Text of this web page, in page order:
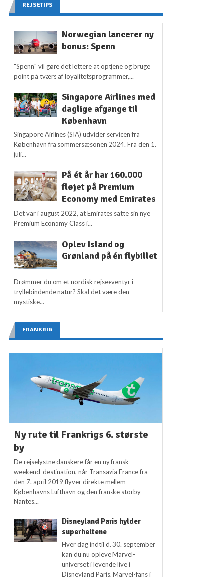
REJSETIPS
Norwegian lancerer ny
bonus: Spenn
"Spenn" vil gøre det lettere at optjene og bruge
point på tværs af loyalitetsprogrammer,...
Singapore Airlines med
daglige afgange til
København
Singapore Airlines (SIA) udvider servicen fra
København fra sommersæsonen 2024. Fra den 1.
juli...
På ét år har 160.000
fløjet på Premium
Economy med Emirates
Det var i august 2022, at Emirates satte sin nye
Premium Economy Class i...
Oplev Island og
Grønland på én flybillet
Drømmer du om et nordisk rejseeventyr i
tryllebindende natur? Skal det være den
mystiske...
FRANKRIG
Ny rute til Frankrigs 6. største
by
De rejselystne danskere får en ny fransk
weekend-destination, når Transavia France fra
den 7. april 2019 flyver direkte mellem
Københavns Lufthavn og den franske storby
Nantes...
Disneyland Paris hylder
superheltene
Hver dag indtil d. 30. september
kan du nu opleve Marvel-
universet i levende live i
Disneyland Paris. Marvel-fans i